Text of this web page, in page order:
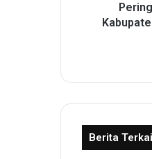
t
s
0
Berita